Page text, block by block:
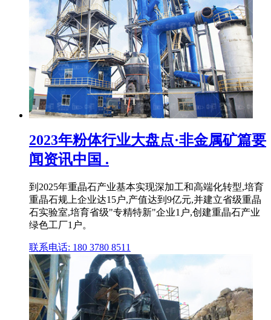
2023年粉体行业大盘点·非金属矿篇要
闻资讯中国 .
到2025年重晶石产业基本实现深加工和高端化转型,培育
重晶石规上企业达15户,产值达到9亿元,并建立省级重晶
石实验室,培育省级"专精特新"企业1户,创建重晶石产业
绿色工厂1户。
联系电话: 180 3780 8511